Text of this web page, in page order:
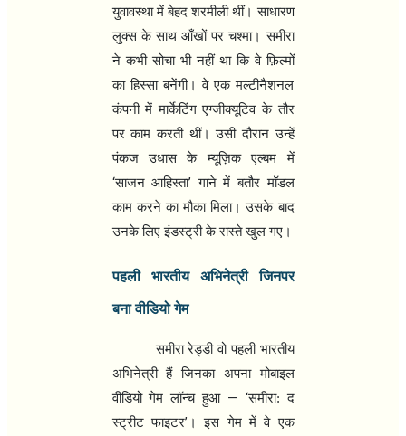
युवावस्था में बेहद शरमीली थीं। साधारण
लुक्स के साथ आँखों पर चश्मा। समीरा
ने कभी सोचा भी नहीं था कि वे फ़िल्मों
का हिस्सा बनेंगी। वे एक मल्टीनैशनल
कंपनी में मार्केटिंग एग्जीक्यूटिव के तौर
पर काम करती थीं। उसी दौरान उन्हें
पंकज उधास के म्यूज़िक एल्बम में
‘साजन आहिस्ता’गाने में बतौर मॉडल
काम करने का मौका मिला। उसके बाद
उनके लिए इंडस्ट्री के रास्ते खुल गए।
पहली भारतीय अभिनेत्री जिनपर
बना वीडियो गेम
समीरा रेड्डी वो पहली भारतीय
अभिनेत्री हैं जिनका अपना मोबाइल
वीडियो गेम लॉन्च हुआ — ‘समीरा: द
स्ट्रीट फाइटर’ । इस गेम में वे एक